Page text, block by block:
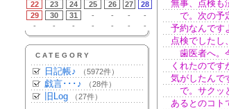
22
23 24 25 26 27
28
29
30 31 - - -
-
-
- - - - - -
CATEGORY
日記帳♪ （5972件）
戯言･･･♪ （28件）
旧Log （27件）
無事、点検も
で。次の予
予約なんです
点検でしたし
歯医者へ。
くれたので
気がしたんで
で。サクッ
あるとのコト